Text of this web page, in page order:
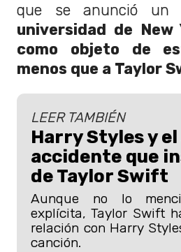
que se anunció un
universidad de New
como objeto de
menos que a Taylor
LEER TAMBIÉN
Harry Styles y
accidente que
de Taylor Swift
Aunque no lo
explícita, Taylor Swift
relación con Harry
canción.